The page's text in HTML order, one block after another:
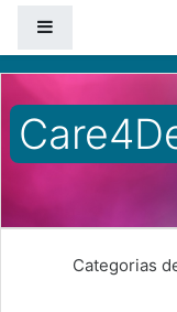
Categorias